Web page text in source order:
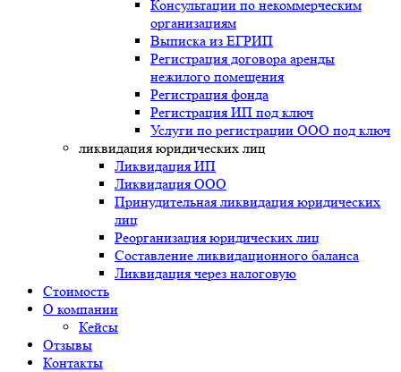
Консультации по некоммерческим
организациям
Выписка из ЕГРИП
Регистрация договора аренды
нежилого помещения
Регистрация фонда
Регистрация ИП под ключ
Услуги по регистрации ООО под ключ
ликвидация юридических лиц
Ликвидация ИП
Ликвидация ООО
Принудительная ликвидация юридических
лиц
Реорганизация юридических лиц
Составление ликвидационного баланса
Ликвидация через налоговую
Стоимость
О компании
Кейсы
Отзывы
Контакты